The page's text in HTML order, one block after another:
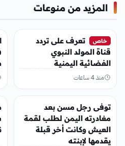
المزيد من منوعات
منوعات
خاص
تعرف على تردد
قناة المولد النبوي
الفضائية اليمنية
منذ 4 ساعات
منوعات
توفى رجل مسن بعد
مغادرته اليمن لطلب لقمة
العيش وكانت أخر قبلة
يقدمها لإبنته